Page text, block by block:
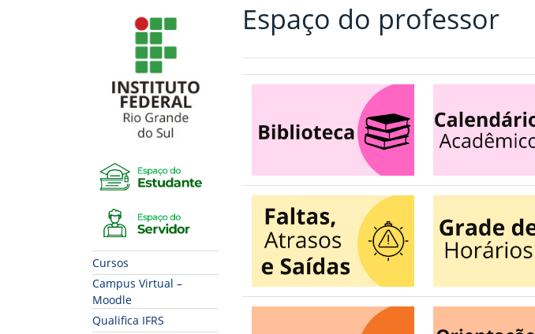
Início da navegação
Espaço do Estudante
Espaço do Servidor
Cursos
Campus Virtual –
Moodle
Qualifica IFRS
Início do conteúdo
Espaço do professor